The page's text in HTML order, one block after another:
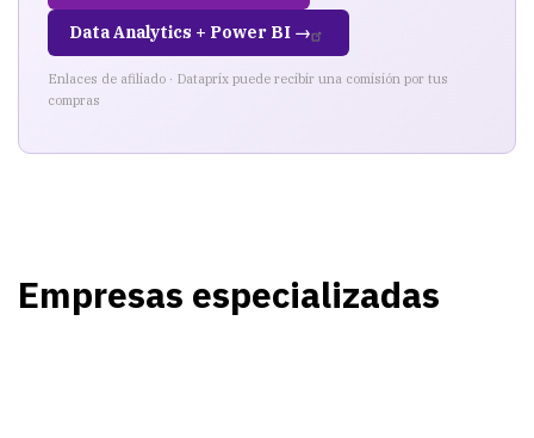
Data Analytics + Power BI →
Enlaces de afiliado · Dataprix puede recibir una comisión por tus
compras
Empresas especializadas